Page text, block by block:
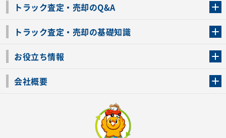
トラック査定・売却のQ&A
トラック査定・売却の基礎知識
お役立ち情報
会社概要